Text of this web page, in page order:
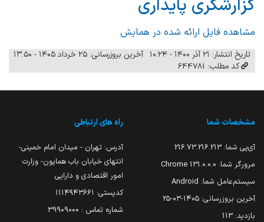
گزارشگری پایداری
مشاهده فایل ارائه شده در همایش
تاریخ انتشار: ۲۱ آذر ۱۴۰۰ - ۱۰:۲۴
آخرین بروزرسانی: ۲۵ خرداد ۱۴۰۵ - ۱۳:۵۰
کد مطلب: 644781
مشخصات شما
آی‌پی شما: 216.73.216.213
مرورگر شما: 131.0.0.0 Chrome
سیستم‌عامل شما: Android
آخرین بروزرسانی: ۱۴۰۵-۰۳-۲۵
بازدید: 113
راه های ارتباطی
آدرس: تهران - میدان امام خمینی-
انتهای خیابان باب همایون- وزارت
امور اقتصادی و دارایی
کدپستی: ۱۱۱۴۹۴۳۶۶۱
شماره تماس : 39909000